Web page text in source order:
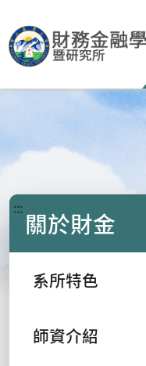
::: 關於財金
系所特色
師資介紹